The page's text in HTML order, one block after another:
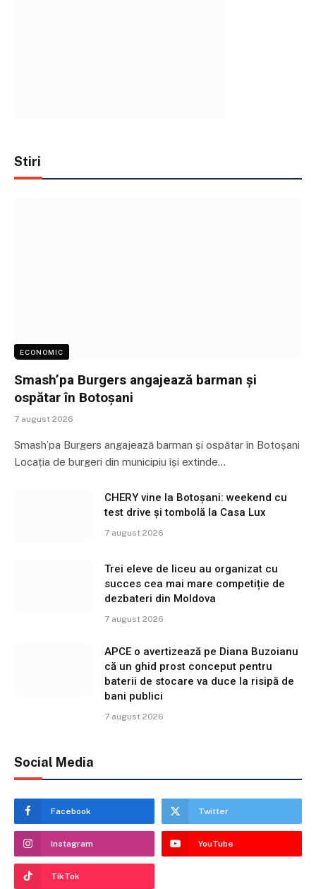
Stiri
ECONOMIC
Smash’pa Burgers angajează barman și
ospătar în Botoșani
7 august 2026
Smash’pa Burgers angajează barman și ospătar în Botoșani
Locația de burgeri din municipiu își extinde…
CHERY vine la Botoșani: weekend cu
test drive și tombolă la Casa Lux
7 august 2026
Trei eleve de liceu au organizat cu
succes cea mai mare competiție de
dezbateri din Moldova
7 august 2026
APCE o avertizează pe Diana Buzoianu
că un ghid prost conceput pentru
baterii de stocare va duce la risipă de
bani publici
7 august 2026
Social Media
Facebook Twitter
Instagram YouTube
TikTok